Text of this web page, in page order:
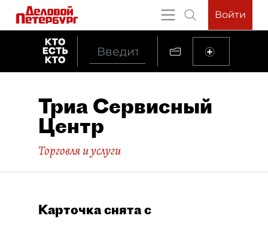
Войти
Триа Сервисный
Центр
Торговля и услуги
Карточка снята с